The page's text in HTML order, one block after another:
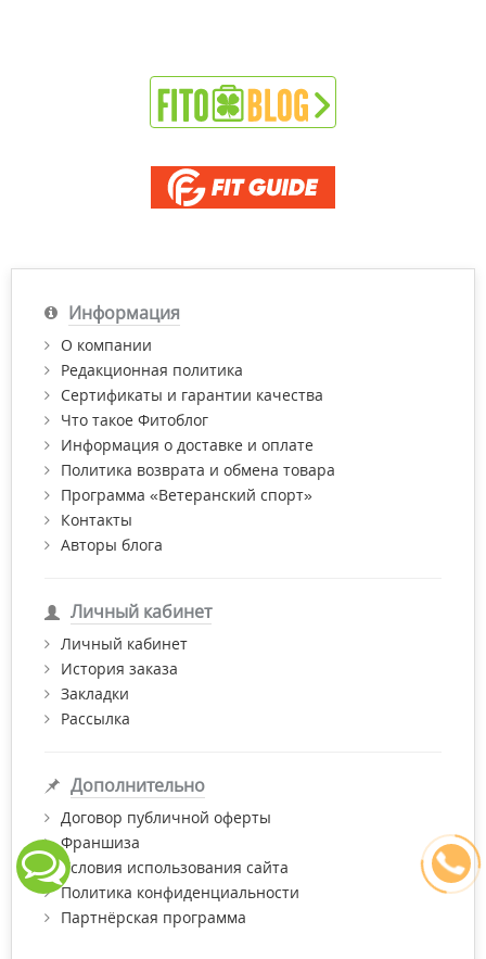
Информация
О компании
Редакционная политика
Сертификаты и гарантии качества
Что такое Фитоблог
Информация о доставке и оплате
Политика возврата и обмена товара
Программа «Ветеранский спорт»
Контакты
Авторы блога
Личный кабинет
Личный кабинет
История заказа
Закладки
Рассылка
Дополнительно
Договор публичной оферты
Франшиза
Условия использования сайта
Политика конфиденциальности
Партнёрская программа